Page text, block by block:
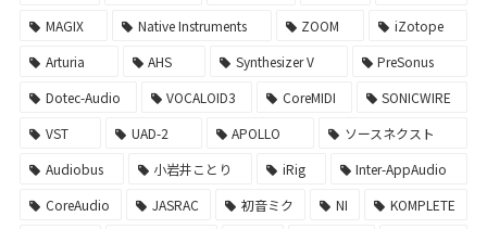
MAGIX
Native Instruments ZOOM
iZotope
Arturia
AHS Synthesizer V
PreSonus
Dotec-Audio
VOCALOID3 CoreMIDI
SONICWIRE
VST
UAD-2 APOLLO
ソースネクスト
Audiobus
小岩井ことり iRig
Inter-AppAudio
CoreAudio
JASRAC 初音ミク NI
KOMPLETE